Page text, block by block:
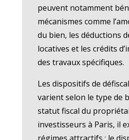
peuvent notamment
mécanismes comme
du bien, les déductions
locatives et les crédits
des travaux spécifiques.
Les dispositifs de
varient selon le type de
statut fiscal du
investisseurs à Paris, il